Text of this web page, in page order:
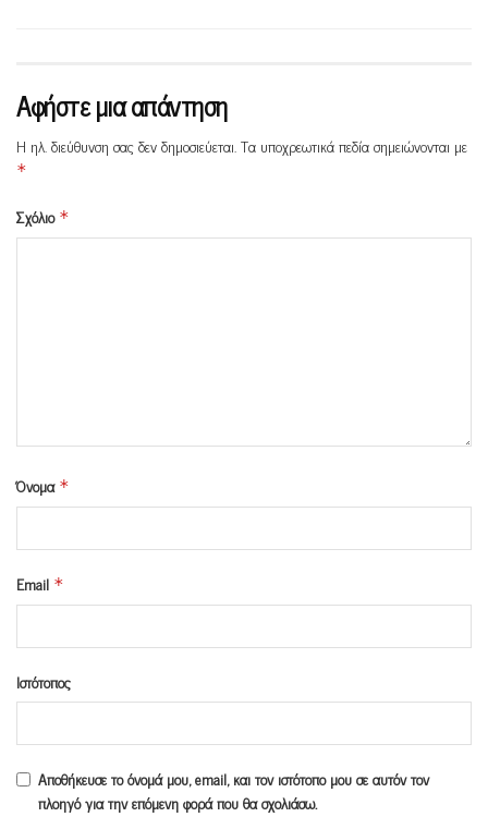
Αφήστε μια απάντηση
Η ηλ. διεύθυνση σας δεν δημοσιεύεται.Τα υποχρεωτικά πεδία σημειώνονται με
*
Σχόλιο *
Όνομα *
Email *
Ιστότοπος
Αποθήκευσε το όνομά μου, email, και τον ιστότοπο μου σε αυτόν τον
πλοηγό για την επόμενη φορά που θα σχολιάσω.